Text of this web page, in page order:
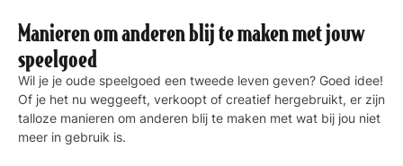
Manieren om anderen blij te maken met jouw
speelgoed
Wil je je oude speelgoed een tweede leven geven? Goed idee!
Of je het nu weggeeft, verkoopt of creatief hergebruikt, er zijn
talloze manieren om anderen blij te maken met wat bij jou niet
meer in gebruik is.